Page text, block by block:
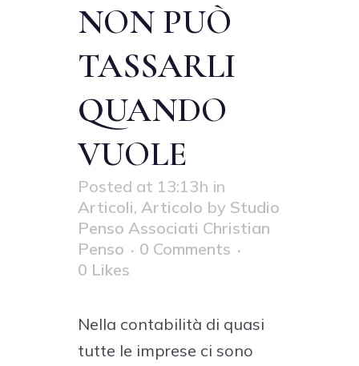
NON PUÒ
TASSARLI
QUANDO
VUOLE
Posted at 13:13h in
Articoli, Articolo by Studio
Penso Associati Christian
Penso
0 Comments
0 Likes
Nella contabilità di quasi
tutte le imprese ci sono